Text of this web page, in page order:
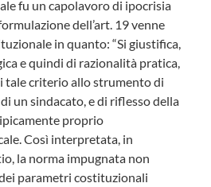
fu un capolavoro di ipocrisia
dell’art. 19 venne
in quanto: “Si giustifica,
e quindi di razionalità pratica,
tale criterio allo strumento di
un sindacato, e di riflesso della
proprio
Così interpretata, in
la norma impugnata non
parametri costituzionali